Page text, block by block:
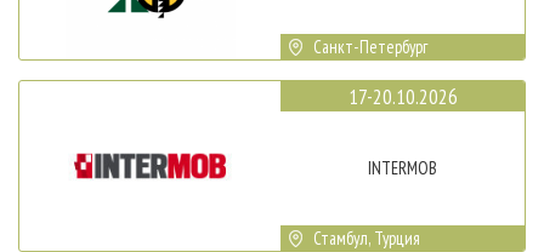
Санкт-Петербург
17-20.10.2026
INTERMOB
Стамбул, Турция